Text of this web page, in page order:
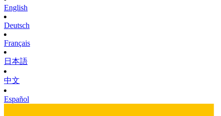
English
Deutsch
Français
日本語
中文
Español